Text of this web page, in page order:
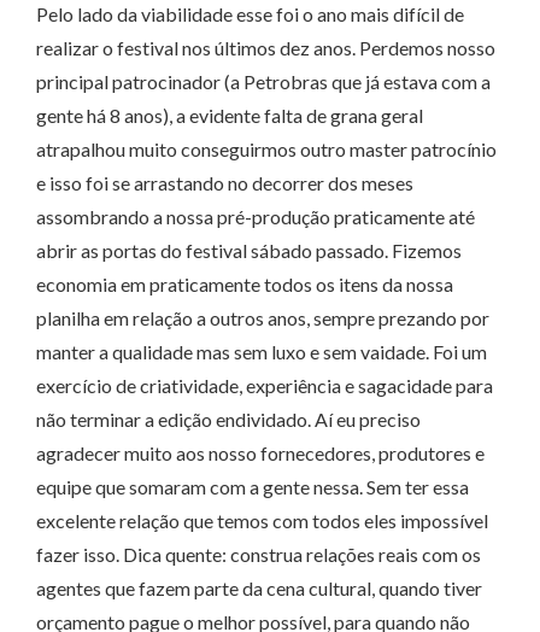
Pelo lado da viabilidade esse foi o ano mais difícil de
realizar o festival nos últimos dez anos. Perdemos nosso
principal patrocinador (a Petrobras que já estava com a
gente há 8 anos), a evidente falta de grana geral
atrapalhou muito conseguirmos outro master patrocínio
e isso foi se arrastando no decorrer dos meses
assombrando a nossa pré-produção praticamente até
abrir as portas do festival sábado passado. Fizemos
economia em praticamente todos os itens da nossa
planilha em relação a outros anos, sempre prezando por
manter a qualidade mas sem luxo e sem vaidade. Foi um
exercício de criatividade, experiência e sagacidade para
não terminar a edição endividado. Aí eu preciso
agradecer muito aos nosso fornecedores, produtores e
equipe que somaram com a gente nessa. Sem ter essa
excelente relação que temos com todos eles impossível
fazer isso. Dica quente: construa relações reais com os
agentes que fazem parte da cena cultural, quando tiver
orçamento pague o melhor possível, para quando não